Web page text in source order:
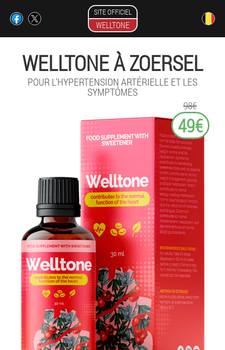
SITE OFFICIEL
WELLTONE
WELLTONE À ZOERSEL
POUR L'HYPERTENSION ARTÉRIELLE ET LES
SYMPTÔMES
98€
49€